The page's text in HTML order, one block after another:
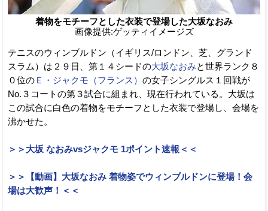
着物をモチーフとした衣装で登場した大坂なおみ
画像提供:ゲッティイメージズ
テニスのウィンブルドン（イギリス/ロンドン、芝、グランド
スラム）は２９日、第１４シードの大坂なおみと世界ランク８
０位の Ｅ・ジャクモ（フランス） の女子シングルス１回戦が
No.３コートの第３試合に組まれ、現在行われている。大坂は
この試合に白色の着物をモチーフとした衣装で登場し、会場を
沸かせた。
＞＞大坂 なおみvsジャクモ 1ポイント速報＜＜
＞＞【動画】大坂なおみ 着物姿でウィンブルドンに登場！会
場は大歓声！＜＜